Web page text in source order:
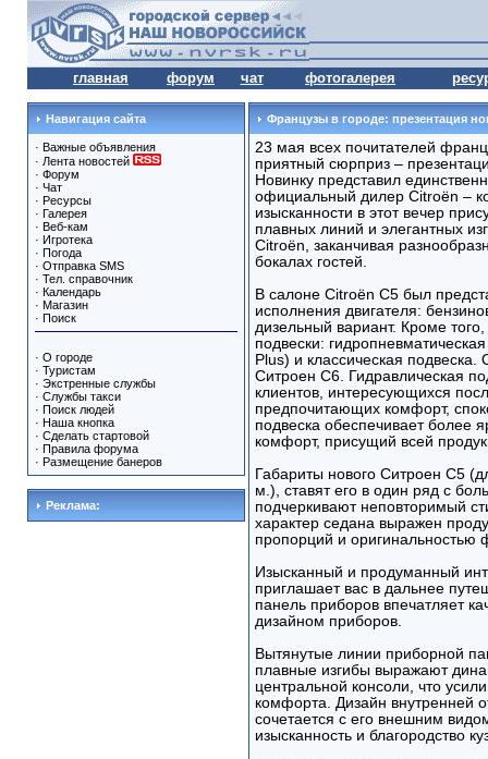
главная форум чат фотогалерея
Навигация сайта
· Важные объявления
· Лента новостей
· Форум
· Чат
· Ресурсы
· Галерея
· Веб-кам
· Игротека
· Погода
· Отправка SMS
· Тел. справочник
· Календарь
· Магазин
· Поиск
· О городе
· Туристам
· Экстренные службы
· Службы такси
· Поиск людей
· Наша кнопка
· Сделать стартовой
· Правила форума
· Размещение банеров
Реклама:
Французы в городе: презентация
23 мая всех почитателей
приятный сюрприз –
Новинку представил
официальный дилер Citroёn –
изысканности в этот вечер
плавных линий и элегантных
Citroёn, заканчивая
бокалах гостей.
В салоне Citroёn С5 был
исполнения двигателя:
дизельный вариант. Кроме
подвески:
Plus) и классическая
Ситроен С6. Гидравлическая
клиентов, интересующихся
предпочитающих комфорт,
подвеска обеспечивает более
комфорт, присущий всей
Габариты нового Ситроен C5
м.), ставят его в один ряд с
подчеркивают неповторимый
характер седана выражен
пропорций и оригинальностью
Изысканный и продуманный
приглашает вас в дальнее
панель приборов впечатляет
дизайном приборов.
Вытянутые линии приборной
плавные изгибы выражают
центральной консоли, что
комфорта. Дизайн внутренней
сочетается с его внешним
изысканность и благородство